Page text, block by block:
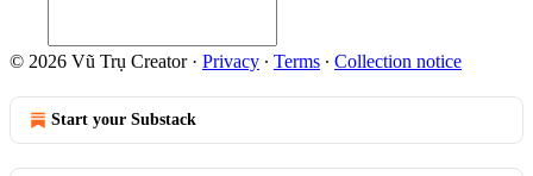
© 2026 Vũ Trụ Creator· Privacy ∙ Terms ∙ Collection notice
Start your Substack